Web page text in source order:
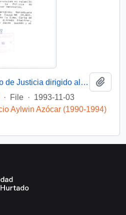
[Oficio del Subsecretario de Justicia dirigido al sr. Wilfried Telkamper, miembro del parlamento europeo]
· File · 1993-11-03
Aylwin Azócar (1990-1994)